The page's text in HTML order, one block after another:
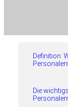
Definition:
Die